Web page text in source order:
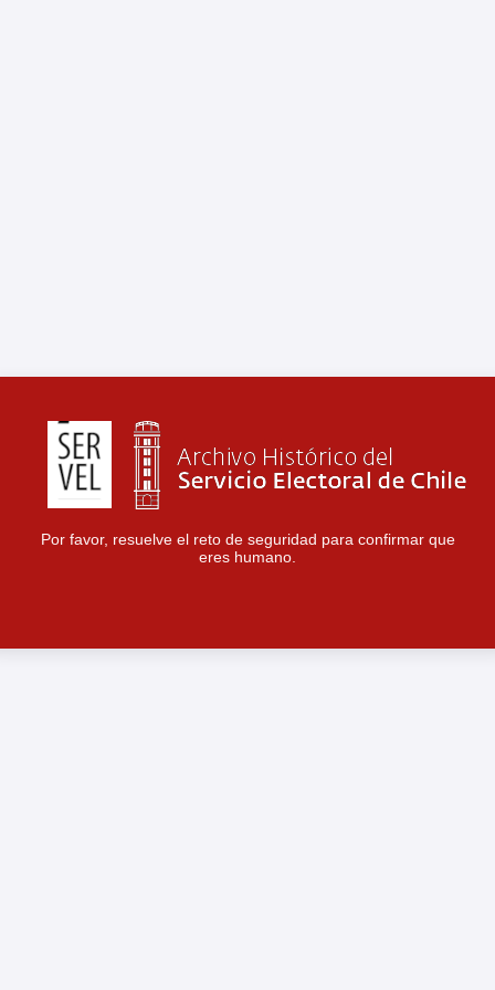
Por favor, resuelve el reto de seguridad para confirmar que
eres humano.